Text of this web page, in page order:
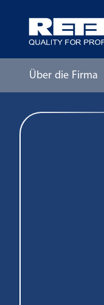
Über die Firma